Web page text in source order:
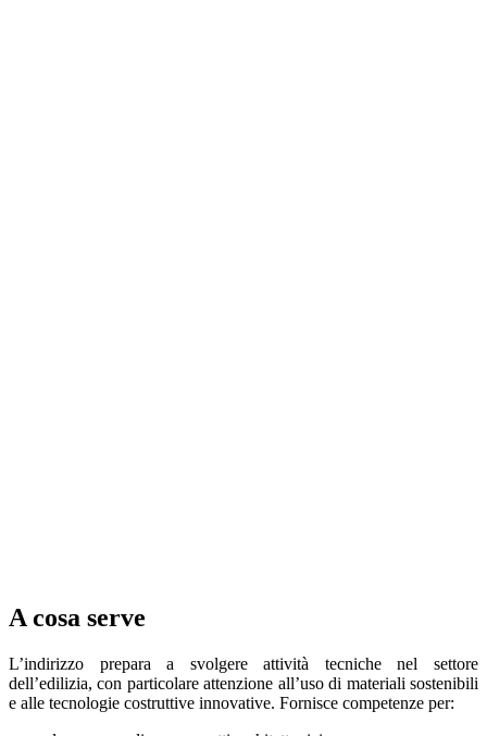
A cosa serve
L’indirizzo prepara a svolgere attività tecniche nel settore
dell’edilizia, con particolare attenzione all’uso di materiali sostenibili
e alle tecnologie costruttive innovative. Fornisce competenze per: